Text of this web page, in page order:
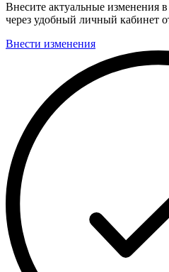
Внесите актуальные изменения
через удобный личный кабинет
Внести изменения